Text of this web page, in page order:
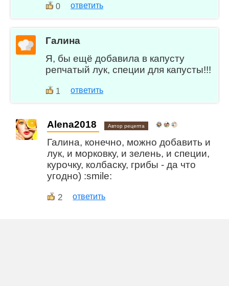
0 ответить
Галина
Я, бы ещё добавила в капусту
репчатый лук, специи для капусты!!!
1 ответить
Alena2018 Автор рецепта
Галина, конечно, можно добавить и
лук, и морковку, и зелень, и специи,
курочку, колбаску, грибы - да что
угодно) :smile:
2 ответить